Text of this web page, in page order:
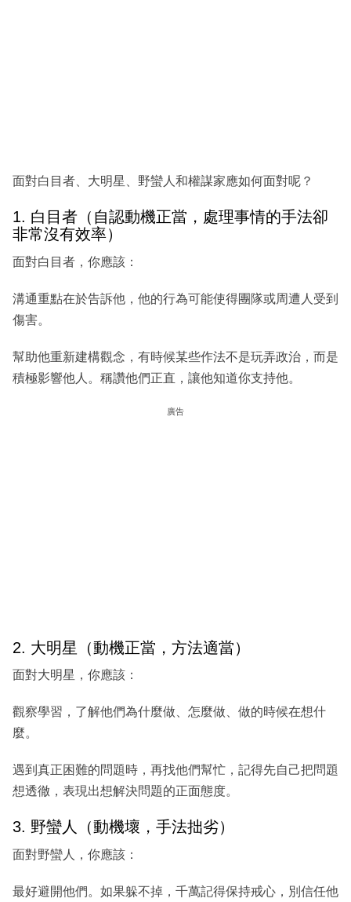
面對白目者、大明星、野蠻人和權謀家應如何面對呢？
1. 白目者（自認動機正當，處理事情的手法卻
非常沒有效率）
面對白目者，你應該：
溝通重點在於告訴他，他的行為可能使得團隊或周遭人受到
傷害。
幫助他重新建構觀念，有時候某些作法不是玩弄政治，而是
積極影響他人。稱讚他們正直，讓他知道你支持他。
廣告
2. 大明星（動機正當，方法適當）
面對大明星，你應該：
觀察學習，了解他們為什麼做、怎麼做、做的時候在想什
麼。
遇到真正困難的問題時，再找他們幫忙，記得先自己把問題
想透徹，表現出想解決問題的正面態度。
3. 野蠻人（動機壞，手法拙劣）
面對野蠻人，你應該：
最好避開他們。如果躲不掉，千萬記得保持戒心，別信任他